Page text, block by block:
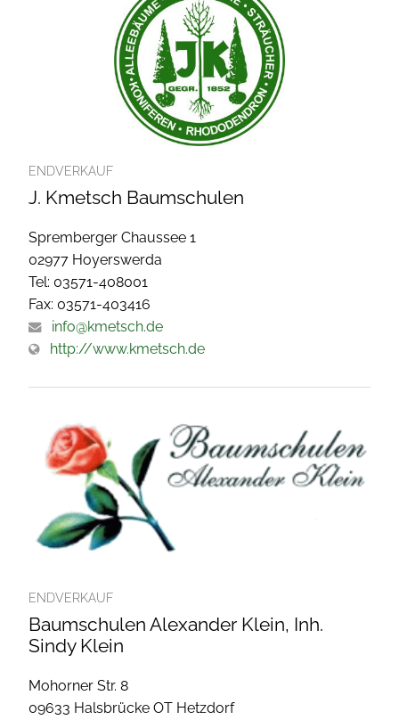
ENDVERKAUF
J. Kmetsch Baumschulen
Spremberger Chaussee 1
02977 Hoyerswerda
Tel: 03571-408001
Fax: 03571-403416
info@kmetsch.de
http://www.kmetsch.de
ENDVERKAUF
Baumschulen Alexander Klein, Inh.
Sindy Klein
Mohorner Str. 8
09633 Halsbrücke OT Hetzdorf